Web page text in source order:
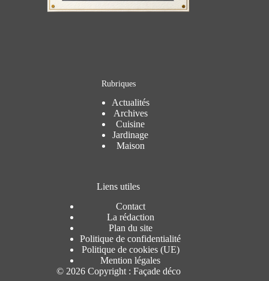
Rubriques
Actualités
Archives
Cuisine
Jardinage
Maison
Liens utiles
Contact
La rédaction
Plan du site
Politique de confidentialité
Politique de cookies (UE)
Mention légales
© 2026 Copyright : Façade déco